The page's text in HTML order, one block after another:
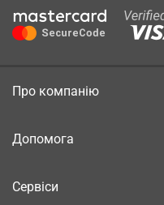
Про компанію
Допомога
Сервіси